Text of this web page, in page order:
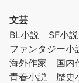
文芸
BL小説
SF小説
ファンタジー小
海外作家
国内
青春小説
歴史